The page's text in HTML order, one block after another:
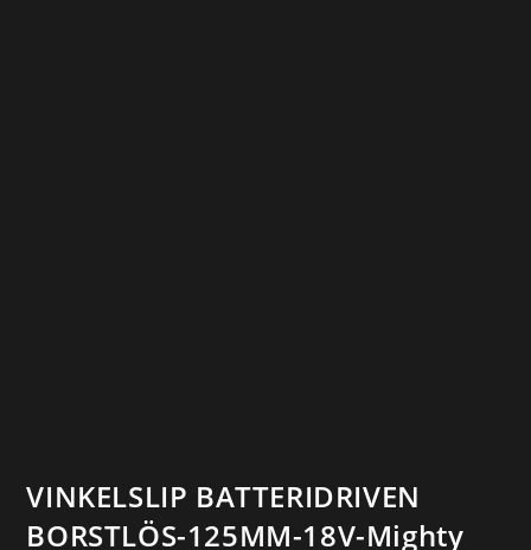
VINKELSLIP BATTERIDRIVEN
BORSTLÖS-125MM-18V-Mighty